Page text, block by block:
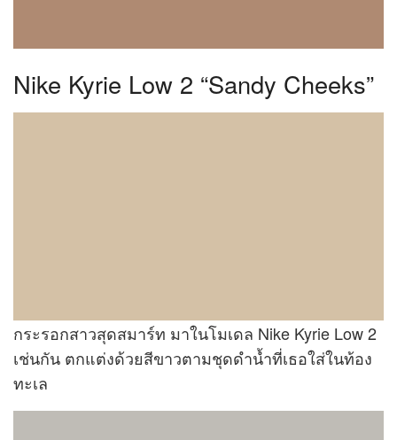
Nike Kyrie Low 2 “Sandy Cheeks”
กระรอกสาวสุดสมาร์ท มาในโมเดล Nike Kyrie Low 2
เช่นกัน ตกแต่งด้วยสีขาวตามชุดดำน้ำที่เธอใส่ในท้อง
ทะเล